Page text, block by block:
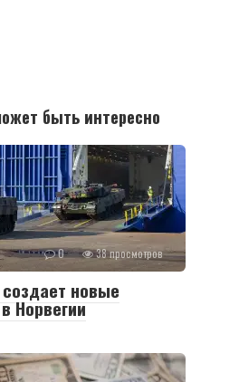
быть интересно
0 38 просмотров
новые
Норвегии